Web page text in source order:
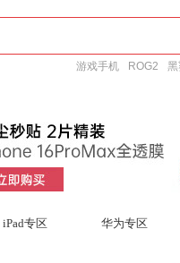
游戏手机 ROG2 黑
iPad专区 华为专区